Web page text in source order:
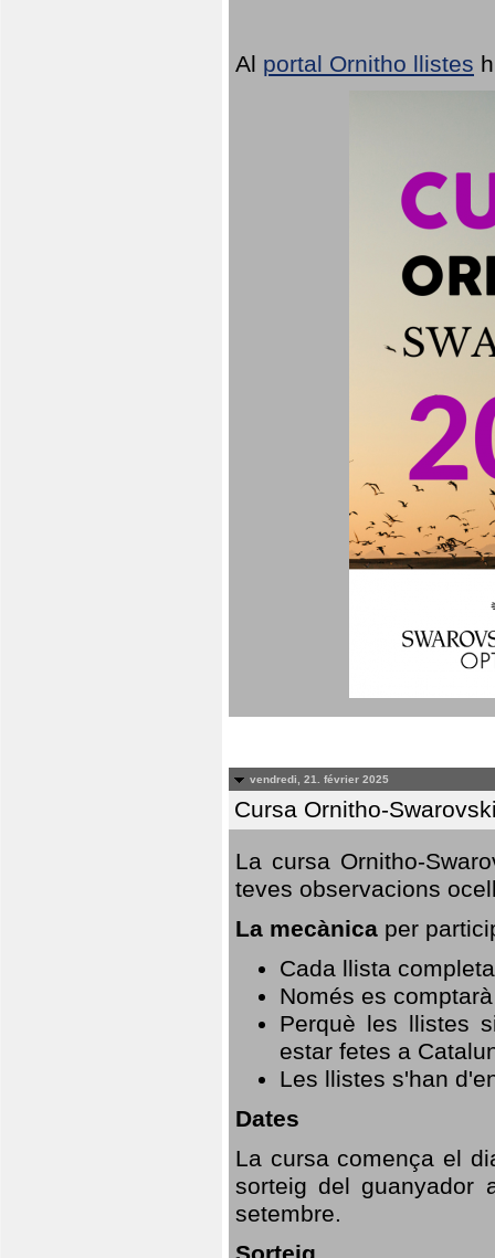
Al portal Ornitho llistes
vendredi, 21. février 2025
Cursa Ornitho-
La cursa Ornitho-
teves observacions
La mecànica per
Cada llista
Només es
Perquè les llistes
estar fetes a
Les llistes s'han
Dates
La cursa comença el
sorteig del guanyador
setembre.